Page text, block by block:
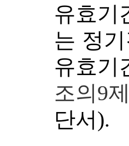
유효기
는 정
유효기
조의9
단서).